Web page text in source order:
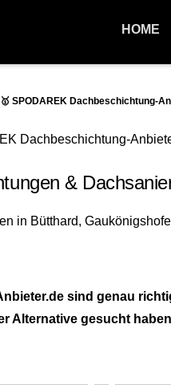
HOME
SPODAREK Dachbeschichtung-
&
sind genau
Alternative gesucht